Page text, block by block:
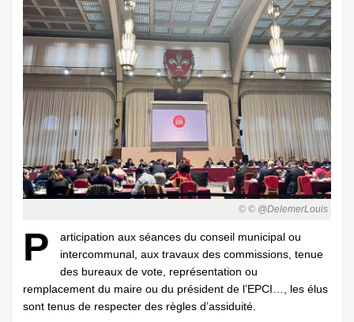
© © @DelemerLouis
P
articipation aux séances du conseil municipal ou
intercommunal, aux travaux des commissions, tenue
des bureaux de vote, représentation ou
remplacement du maire ou du président de l’EPCI…, les élus
sont tenus de respecter des règles d’assiduité.